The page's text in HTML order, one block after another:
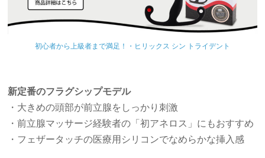
初心者から上級者まで満足！・ヒリックス シン トライデント
新定番のフラグシップモデル
・大きめの頭部が前立腺をしっかり刺激
・前立腺マッサージ経験者の「初アネロス」にもおすすめ
・フェザータッチの医療用シリコンでなめらかな挿入感